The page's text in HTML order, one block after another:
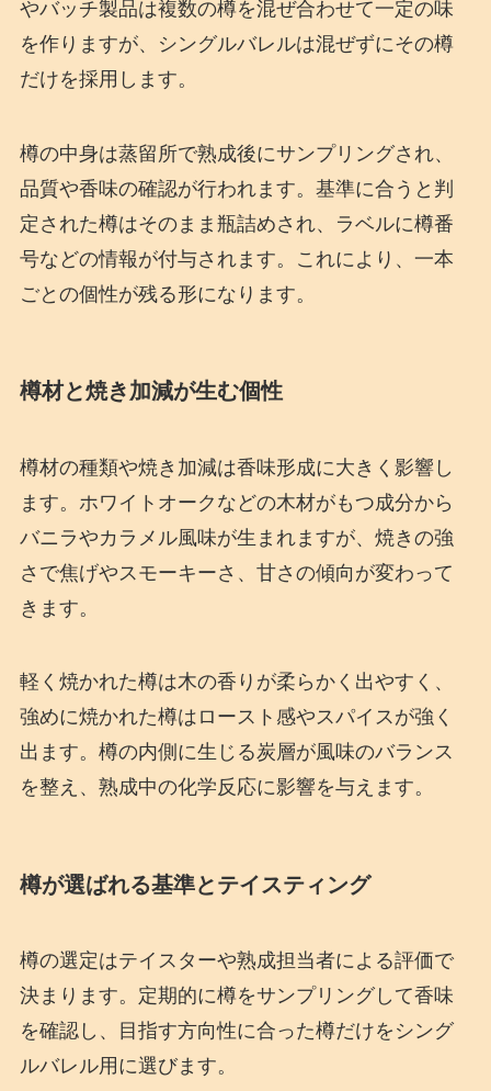
やバッチ製品は複数の樽を混ぜ合わせて一定の味
を作りますが、シングルバレルは混ぜずにその樽
だけを採用します。
樽の中身は蒸留所で熟成後にサンプリングされ、
品質や香味の確認が行われます。基準に合うと判
定された樽はそのまま瓶詰めされ、ラベルに樽番
号などの情報が付与されます。これにより、一本
ごとの個性が残る形になります。
樽材と焼き加減が生む個性
樽材の種類や焼き加減は香味形成に大きく影響し
ます。ホワイトオークなどの木材がもつ成分から
バニラやカラメル風味が生まれますが、焼きの強
さで焦げやスモーキーさ、甘さの傾向が変わって
きます。
軽く焼かれた樽は木の香りが柔らかく出やすく、
強めに焼かれた樽はロースト感やスパイスが強く
出ます。樽の内側に生じる炭層が風味のバランス
を整え、熟成中の化学反応に影響を与えます。
樽が選ばれる基準とテイスティング
樽の選定はテイスターや熟成担当者による評価で
決まります。定期的に樽をサンプリングして香味
を確認し、目指す方向性に合った樽だけをシング
ルバレル用に選びます。